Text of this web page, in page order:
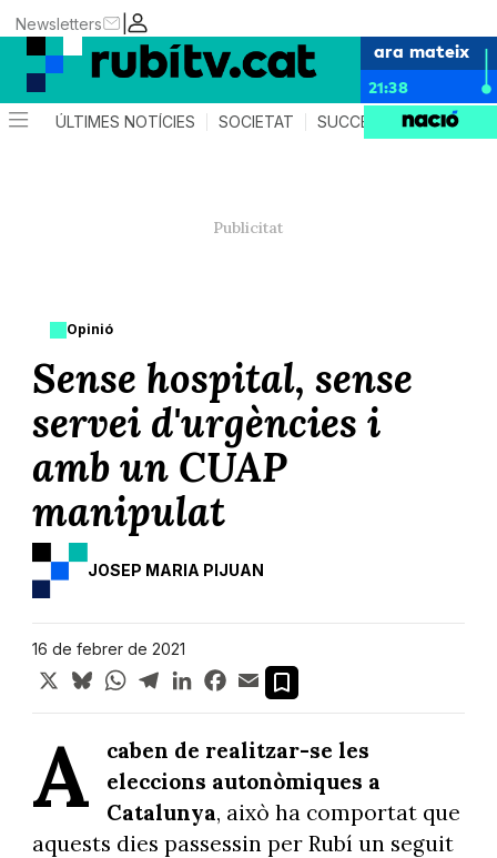
|
Newsletters
ara mateix
21:38
ÚLTIMES NOTÍCIES SOCIETAT SUCCESSOS
Opinió
Sense hospital, sense
servei d'urgències i
amb un CUAP
manipulat
JOSEP MARIA PIJUAN
16 de febrer de 2021
X BlueskyWhatsApp
TelegramLinkedInFacebook
Email
A
caben de realitzar-se les
eleccions autonòmiques a
Catalunya, això ha comportat que
aquests dies passessin per Rubí un seguit